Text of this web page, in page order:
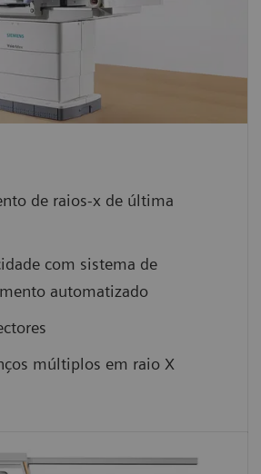
de raios-x de última
com sistema de
automatizado
múltiplos em raio X